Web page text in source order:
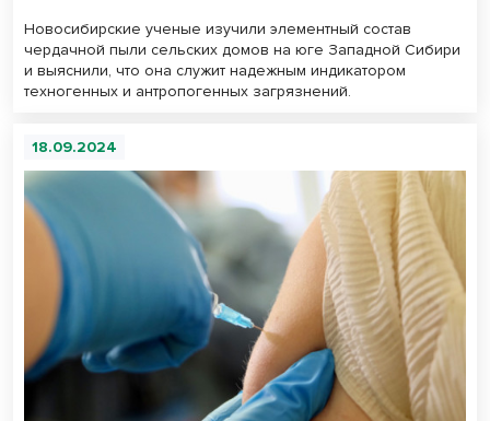
Новосибирские ученые изучили элементный состав
чердачной пыли сельских домов на юге Западной Сибири
и выяснили, что она служит надежным индикатором
техногенных и антропогенных загрязнений.
18.09.2024